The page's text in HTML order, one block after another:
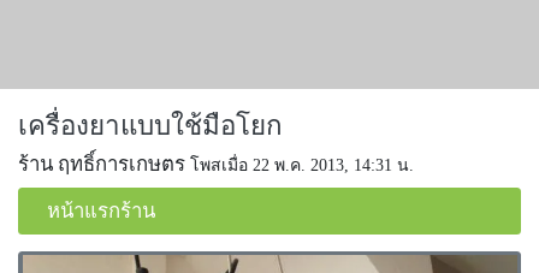
เครื่องยาแบบใช้มือโยก
ร้าน ฤทธิ์การเกษตร โพสเมื่อ 22 พ.ค. 2013, 14:31 น.
หน้าแรกร้าน